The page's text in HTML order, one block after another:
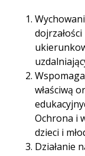
właściwą
Ochrona i
dzieci i
Działanie